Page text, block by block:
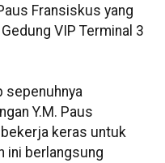
Fransiskus yang
VIP Terminal 3
sepenuhnya
Y.M. Paus
keras untuk
ini berlangsung